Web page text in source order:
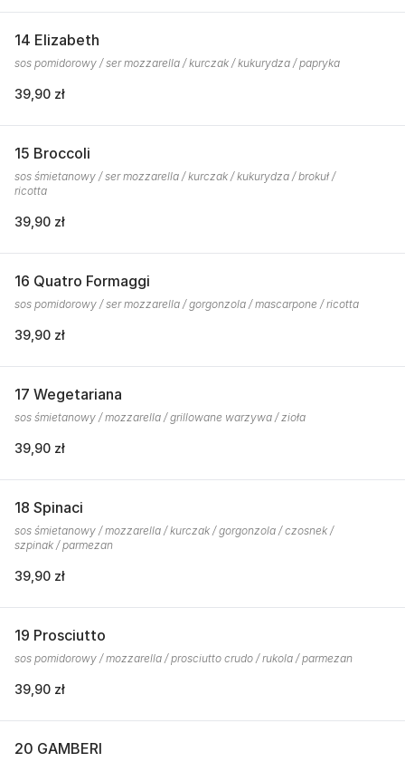
14 Elizabeth
sos pomidorowy / ser mozzarella / kurczak / kukurydza / papryka
39,90 zł
15 Broccoli
sos śmietanowy / ser mozzarella / kurczak / kukurydza / brokuł /
ricotta
39,90 zł
16 Quatro Formaggi
sos pomidorowy / ser mozzarella / gorgonzola / mascarpone / ricotta
39,90 zł
17 Wegetariana
sos śmietanowy / mozzarella / grillowane warzywa / zioła
39,90 zł
18 Spinaci
sos śmietanowy / mozzarella / kurczak / gorgonzola / czosnek /
szpinak / parmezan
39,90 zł
19 Prosciutto
sos pomidorowy / mozzarella / prosciutto crudo / rukola / parmezan
39,90 zł
20 GAMBERI